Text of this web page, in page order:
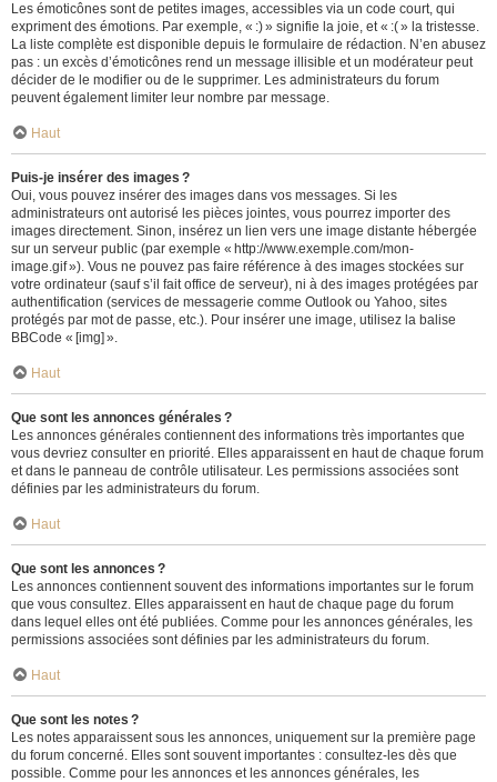
Les émoticônes sont de petites images, accessibles via un code court, qui
expriment des émotions. Par exemple, « :) » signifie la joie, et « :( » la tristesse.
La liste complète est disponible depuis le formulaire de rédaction. N’en abusez
pas : un excès d’émoticônes rend un message illisible et un modérateur peut
décider de le modifier ou de le supprimer. Les administrateurs du forum
peuvent également limiter leur nombre par message.
Haut
Puis-je insérer des images ?
Oui, vous pouvez insérer des images dans vos messages. Si les
administrateurs ont autorisé les pièces jointes, vous pourrez importer des
images directement. Sinon, insérez un lien vers une image distante hébergée
sur un serveur public (par exemple « http://www.exemple.com/mon-
image.gif »). Vous ne pouvez pas faire référence à des images stockées sur
votre ordinateur (sauf s’il fait office de serveur), ni à des images protégées par
authentification (services de messagerie comme Outlook ou Yahoo, sites
protégés par mot de passe, etc.). Pour insérer une image, utilisez la balise
BBCode « [img] ».
Haut
Que sont les annonces générales ?
Les annonces générales contiennent des informations très importantes que
vous devriez consulter en priorité. Elles apparaissent en haut de chaque forum
et dans le panneau de contrôle utilisateur. Les permissions associées sont
définies par les administrateurs du forum.
Haut
Que sont les annonces ?
Les annonces contiennent souvent des informations importantes sur le forum
que vous consultez. Elles apparaissent en haut de chaque page du forum
dans lequel elles ont été publiées. Comme pour les annonces générales, les
permissions associées sont définies par les administrateurs du forum.
Haut
Que sont les notes ?
Les notes apparaissent sous les annonces, uniquement sur la première page
du forum concerné. Elles sont souvent importantes : consultez-les dès que
possible. Comme pour les annonces et les annonces générales, les